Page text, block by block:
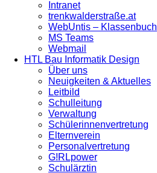
Intranet
trenkwalderstraße.at
WebUntis – Klassenbuch
MS Teams
Webmail
HTL Bau Informatik Design
Über uns
Neuigkeiten & Aktuelles
Leitbild
Schulleitung
Verwaltung
Schülerinnenvertretung
Elternverein
Personalvertretung
G!RLpower
Schulärztin